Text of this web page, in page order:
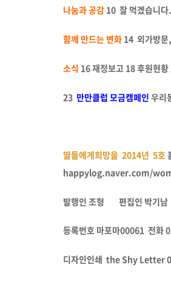
나눔과 공감 10 잘 먹겠습니다
함께 만드는 변화 14 외가방문
소식 16 재정보고 18 후원현
23 만만클럽 모금캠페인 우리
딸들에게희망을 2014년 5호
happylog.naver.com/
발행인 조형 편집인 박기남
등록번호 마포마00061 전화
디자인인쇄 the Shy Letter